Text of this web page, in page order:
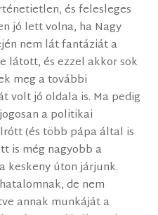
és felesleges
jó lett volna, ha Nagy
nem lát fantáziát a
látott, és ezzel akkor sok
meg a további
volt jó oldala is. Ma pedig
a politikai
(és több pápa által is
is még nagyobb a
keskeny úton járjunk.
de nem
annak munkáját a